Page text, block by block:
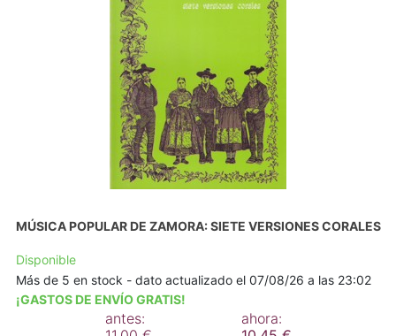
MÚSICA POPULAR DE ZAMORA: SIETE VERSIONES CORALES
Disponible
Más de 5 en stock - dato actualizado el 07/08/26 a las 23:02
¡GASTOS DE ENVÍO GRATIS!
antes:
ahora: